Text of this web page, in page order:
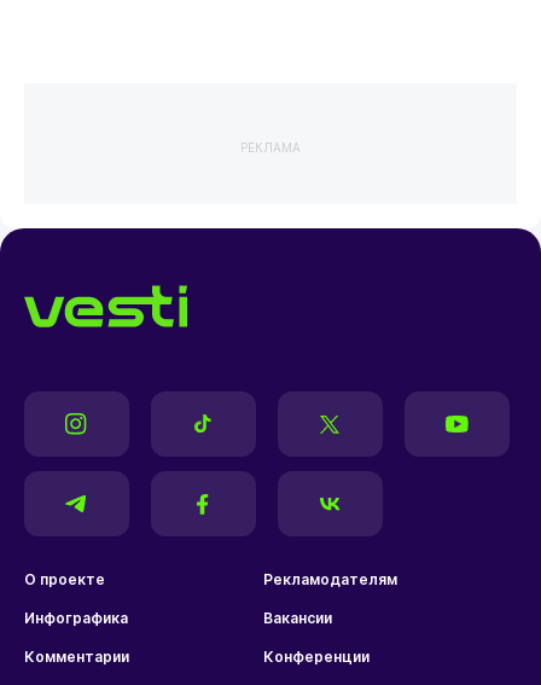
РЕКЛАМА
О проекте Рекламодателям
Инфографика Вакансии
Комментарии Конференции